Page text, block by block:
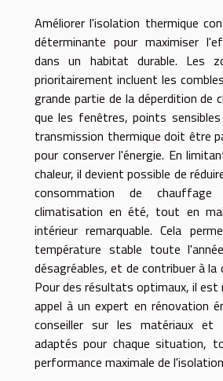
Améliorer l'isolation thermique
déterminante pour maximiser
dans un habitat durable. Les
prioritairement incluent les
grande partie de la déperdition de
que les fenêtres, points
transmission thermique doit être
pour conserver l'énergie. En
chaleur, il devient possible de
consommation de
climatisation en été, tout en
intérieur remarquable. Cela
température stable toute
désagréables, et de contribuer à
Pour des résultats optimaux, il est
appel à un expert en rénovation
conseiller sur les matériaux et
adaptés pour chaque situation,
performance maximale de